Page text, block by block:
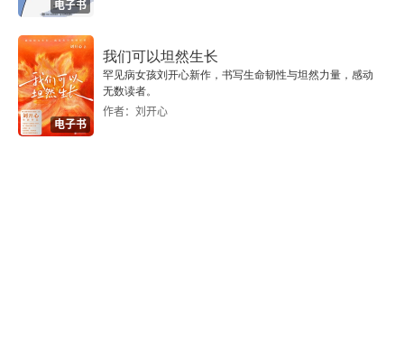
贾谊
论积贮疏
鸟赋并序
司马迁
电子书
电子书
我们可以坦然生长
罕见病女孩刘开心新作，书写生命韧性与坦然力量，感动
无数读者。
作者：刘开心